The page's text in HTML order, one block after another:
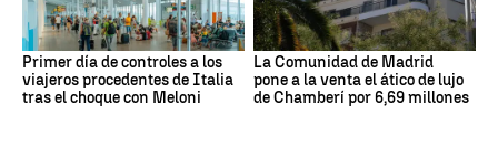
Primer día de controles a los
viajeros procedentes de Italia
tras el choque con Meloni
La Comunidad de Madrid
pone a la venta el ático de lujo
de Chamberí por 6,69 millones